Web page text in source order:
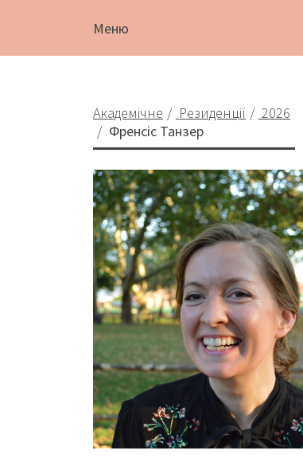
Меню
Академічне Резиденції
2026
Френсіс Танзер